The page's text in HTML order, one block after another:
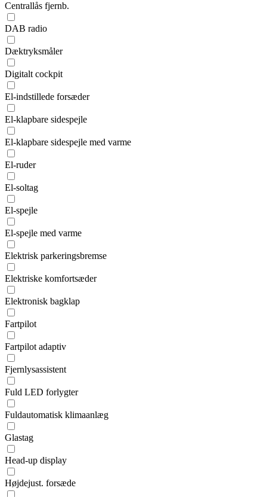
Centrallås fjernb.
DAB radio
Dæktryksmåler
Digitalt cockpit
El-indstillede forsæder
El-klapbare sidespejle
El-klapbare sidespejle med varme
El-ruder
El-soltag
El-spejle
El-spejle med varme
Elektrisk parkeringsbremse
Elektriske komfortsæder
Elektronisk bagklap
Fartpilot
Fartpilot adaptiv
Fjernlysassistent
Fuld LED forlygter
Fuldautomatisk klimaanlæg
Glastag
Head-up display
Højdejust. forsæde